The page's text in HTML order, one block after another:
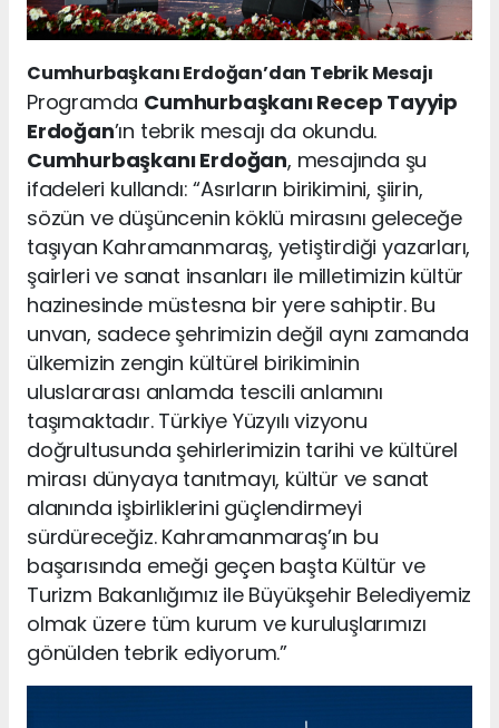
Cumhurbaşkanı Erdoğan’dan Tebrik Mesajı
Programda Cumhurbaşkanı Recep Tayyip
Erdoğan’ın tebrik mesajı da okundu.
Cumhurbaşkanı Erdoğan, mesajında şu
ifadeleri kullandı: “Asırların birikimini, şiirin,
sözün ve düşüncenin köklü mirasını geleceğe
taşıyan Kahramanmaraş, yetiştirdiği yazarları,
şairleri ve sanat insanları ile milletimizin kültür
hazinesinde müstesna bir yere sahiptir. Bu
unvan, sadece şehrimizin değil aynı zamanda
ülkemizin zengin kültürel birikiminin
uluslararası anlamda tescili anlamını
taşımaktadır. Türkiye Yüzyılı vizyonu
doğrultusunda şehirlerimizin tarihi ve kültürel
mirası dünyaya tanıtmayı, kültür ve sanat
alanında işbirliklerini güçlendirmeyi
sürdüreceğiz. Kahramanmaraş’ın bu
başarısında emeği geçen başta Kültür ve
Turizm Bakanlığımız ile Büyükşehir Belediyemiz
olmak üzere tüm kurum ve kuruluşlarımızı
gönülden tebrik ediyorum.”